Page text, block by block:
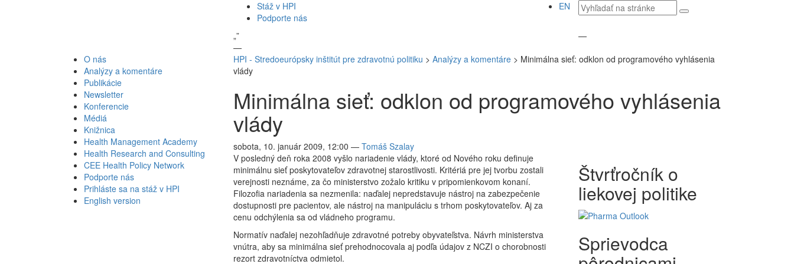
Stáž v HPI
Podporte nás
EN
Vyhľadávaný
text
„”
—
—
O nás
Analýzy a komentáre
Publikácie
Newsletter
Konferencie
Médiá
Knižnica
Health Management Academy
Health Research and Consulting
CEE Health Policy Network
Podporte nás
Prihláste sa na stáž v HPI
English version
HPI - Stredoeurópsky inštitút pre zdravotnú politiku > Analýzy a komentáre> Minimálna sieť: odklon od programového vyhlásenia
vlády
Minimálna sieť: odklon od programového vyhlásenia
vlády
sobota, 10. január 2009, 12:00 — Tomáš Szalay
V posledný deň roka 2008 vyšlo nariadenie vlády, ktoré od Nového roku definuje
minimálnu sieť poskytovateľov zdravotnej starostlivosti. Kritériá pre jej tvorbu zostali
verejnosti neznáme, za čo ministerstvo zožalo kritiku v pripomienkovom konaní.
Filozofia nariadenia sa nezmenila: naďalej nepredstavuje nástroj na zabezpečenie
dostupnosti pre pacientov, ale nástroj na manipuláciu s trhom poskytovateľov. Aj za
cenu odchýlenia sa od vládneho programu.
Normatív naďalej nezohľadňuje zdravotné potreby obyvateľstva. Návrh ministerstva
vnútra, aby sa minimálna sieť prehodnocovala aj podľa údajov z NCZI o chorobnosti
rezort zdravotníctva odmietol.
Štvrťročník o
liekovej politike
Sprievodca